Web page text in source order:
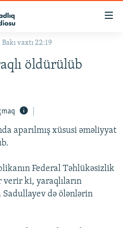
vaxtı 22:19
öldürülüb
aparılmış xüsusi əməliyyat
Federal Təhlükəsizlik
ki, yaraqlıların
də ölənlərin